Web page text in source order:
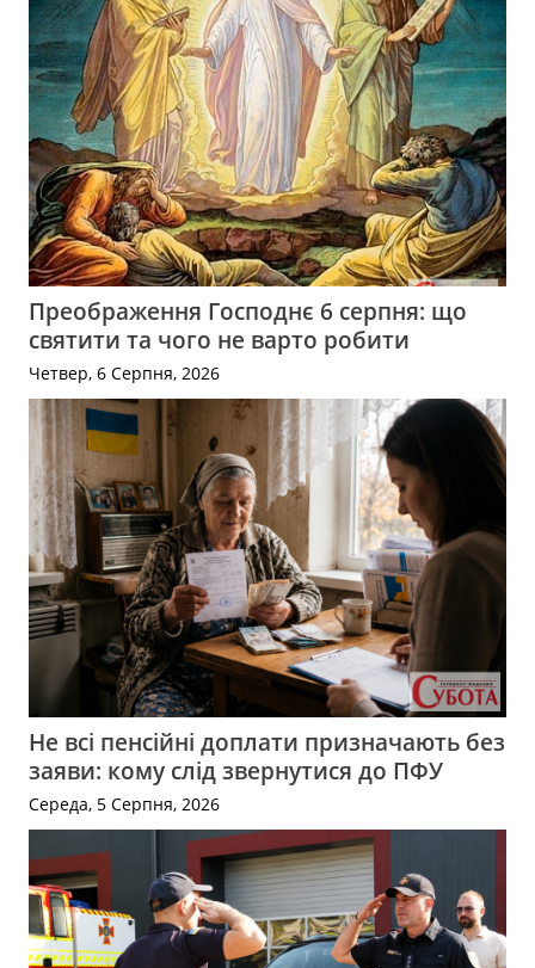
Преображення Господнє 6 серпня: що
святити та чого не варто робити
Четвер, 6 Серпня, 2026
Не всі пенсійні доплати призначають без
заяви: кому слід звернутися до ПФУ
Середа, 5 Серпня, 2026